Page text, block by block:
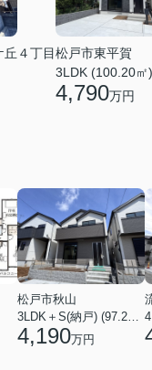
４丁目松戸市東平賀
3LDK (100.20㎡)
4,790万円
松戸市秋山
3LDK＋S(納戸) (97.29㎡)
4,190万円